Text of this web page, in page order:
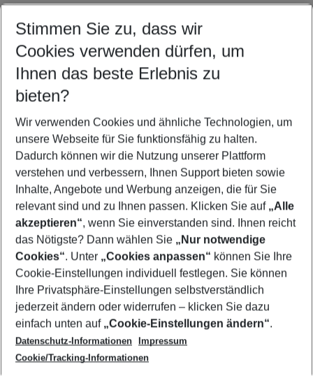
Ändern Sie Ihre Kriterien nach Ihren Wünschen
Abflughafen wählen
Beliebiger Abflughafen
Reisezeitraum wählen
10.08.26– 08.08.27 5-8 Nächte
2 Erwachsene Keine Kinder
Mehr Filter anzeigen
Footer
Footer navigation
Über uns
AGB
Cookie-Einstellungen ändern
Cookie-Richtlinie
Datenschutz
Service & Hilfe
Barrierefreies Reisen
Check-in
Folgen Sie uns
Stimmen Sie zu, dass wir
Cookies verwenden dürfen, um
Ihnen das beste Erlebnis zu
bieten?
Wir verwenden Cookies und ähnliche Technologien, um
unsere Webseite für Sie funktionsfähig zu halten.
Dadurch können wir die Nutzung unserer Plattform
verstehen und verbessern, Ihnen Support bieten sowie
Inhalte, Angebote und Werbung anzeigen, die für Sie
relevant sind und zu Ihnen passen. Klicken Sie auf „Alle
akzeptieren“, wenn Sie einverstanden sind. Ihnen reicht
das Nötigste? Dann wählen Sie „Nur notwendige
Cookies“. Unter „Cookies anpassen“ können Sie Ihre
Cookie-Einstellungen individuell festlegen. Sie können
Ihre Privatsphäre-Einstellungen selbstverständlich
jederzeit ändern oder widerrufen – klicken Sie dazu
einfach unten auf „Cookie-Einstellungen ändern“.
Datenschutz-Informationen
Impressum
Cookie/Tracking-Informationen